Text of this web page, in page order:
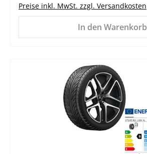
Preise inkl. MwSt. zzgl. Versandkosten
In den Warenkorb